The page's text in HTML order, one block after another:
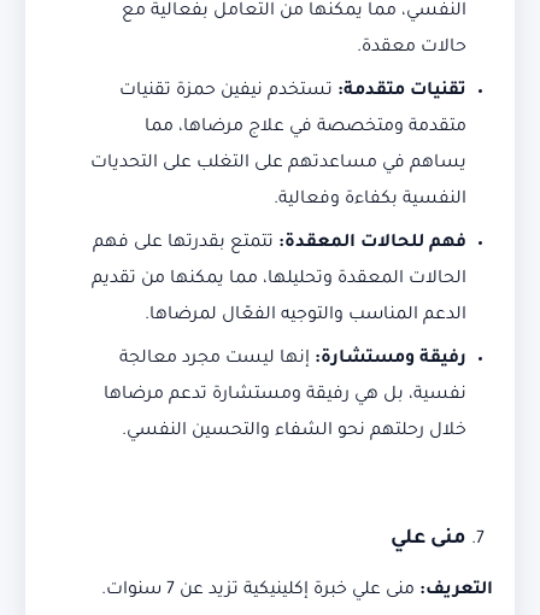
النفسي، مما يمكنها من التعامل بفعالية مع
حالات معقدة.
تقنيات متقدمة: تستخدم نيفين حمزة تقنيات
متقدمة ومتخصصة في علاج مرضاها، مما
يساهم في مساعدتهم على التغلب على التحديات
النفسية بكفاءة وفعالية.
فهم للحالات المعقدة: تتمتع بقدرتها على فهم
الحالات المعقدة وتحليلها، مما يمكنها من تقديم
الدعم المناسب والتوجيه الفعّال لمرضاها.
رفيقة ومستشارة: إنها ليست مجرد معالجة
نفسية، بل هي رفيقة ومستشارة تدعم مرضاها
خلال رحلتهم نحو الشفاء والتحسين النفسي.
منى علي
التعريف:
منى علي خبرة إكلينيكية تزيد عن 7 سنوات.